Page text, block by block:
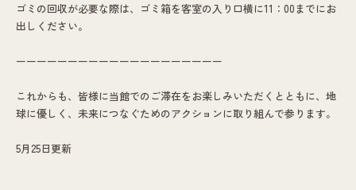
ゴミの回収が必要な際は、ゴミ箱を客室の入り口横に11：00までにお
出しください。
ーーーーーーーーーーーーーーーーーーーー
これからも、皆様に当館でのご滞在をお楽しみいただくとともに、地
球に優しく、未来につなぐためのアクションに取り組んで参ります。
5月25日更新